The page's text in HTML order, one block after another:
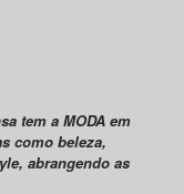
tem a MODA em
como beleza,
abrangendo as